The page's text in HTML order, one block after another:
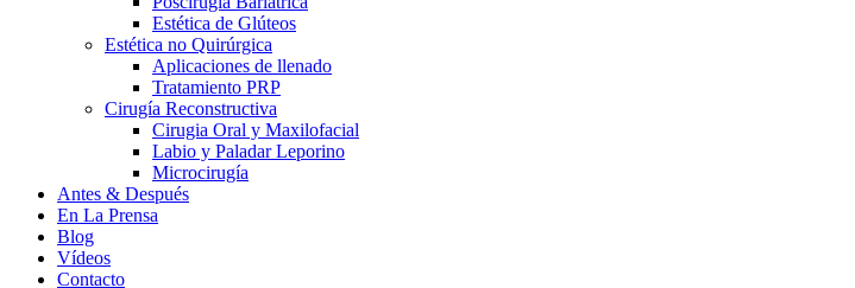
Estética de Glúteos
Estética no Quirúrgica
Aplicaciones de llenado
Tratamiento PRP
Cirugía Reconstructiva
Cirugia Oral y Maxilofacial
Labio y Paladar Leporino
Microcirugía
Antes & Después
En La Prensa
Blog
Vídeos
Contacto